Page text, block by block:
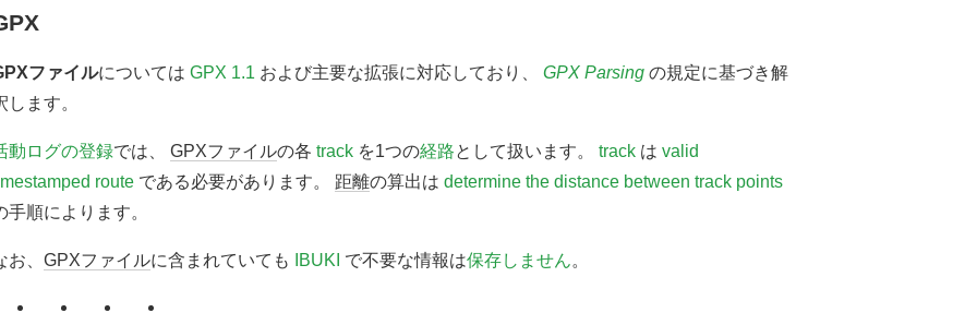
ファイルについては GPX 1.1 および主要な拡張に対応しており、 GPX Parsing の規定に基づき解
します。
動ログの登録では、 GPXファイルの各 track を1つの経路として扱います。 track は valid
route である必要があります。 距離の算出は determine the distance between track points
手順によります。
お、 GPXファイルに含まれていても IBUKI で不要な情報は保存しません。